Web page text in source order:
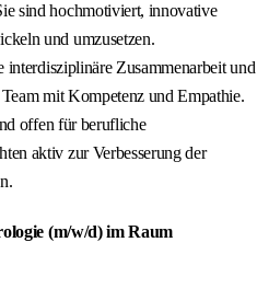
sind hochmotiviert, innovative
und umzusetzen.
interdisziplinäre Zusammenarbeit und
mit Kompetenz und Empathie.
offen für berufliche
aktiv zur Verbesserung der
(m/w/d) im Raum